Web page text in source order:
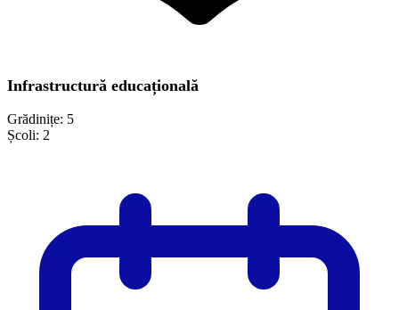
Infrastructură educațională
Grădinițe: 5
Școli: 2